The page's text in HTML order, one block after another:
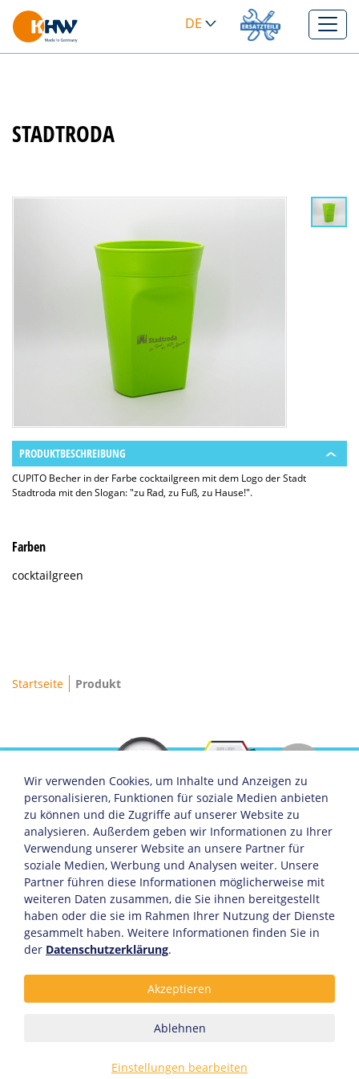
DE>
STADTRODA
PRODUKTBESCHREIBUNG
CUPITO Becher in der Farbe cocktailgreen mit dem Logo der Stadt
Stadtroda mit den Slogan: "zu Rad, zu Fuß, zu Hause!".
Farben
cocktailgreen
Brotkrumenpfad
Startseite Produkt
Servicemenü
Unternehmen
Über KHW
Offene Stellen
Sponsoring
Anreise
Soziale Medien
Facebook
Instagram
Linkedin
Xing
Partner
Servicelinks
Datenschutz- und Cookie-Richtlinie
© 2026 KHW Kunststoff- und Holzverarbeitungswerk GmbH. Alle
Wir verwenden Cookies, um Inhalte und Anzeigen zu
personalisieren, Funktionen für soziale Medien anbieten
zu können und die Zugriffe auf unserer Website zu
analysieren. Außerdem geben wir Informationen zu Ihrer
Verwendung unserer Website an unsere Partner für
soziale Medien, Werbung und Analysen weiter. Unsere
Partner führen diese Informationen möglicherweise mit
weiteren Daten zusammen, die Sie ihnen bereitgestellt
haben oder die sie im Rahmen Ihrer Nutzung der Dienste
gesammelt haben. Weitere Informationen finden Sie in
der Datenschutzerklärung.
Ablehnen
Akzeptieren
Einstellungen bearbeiten